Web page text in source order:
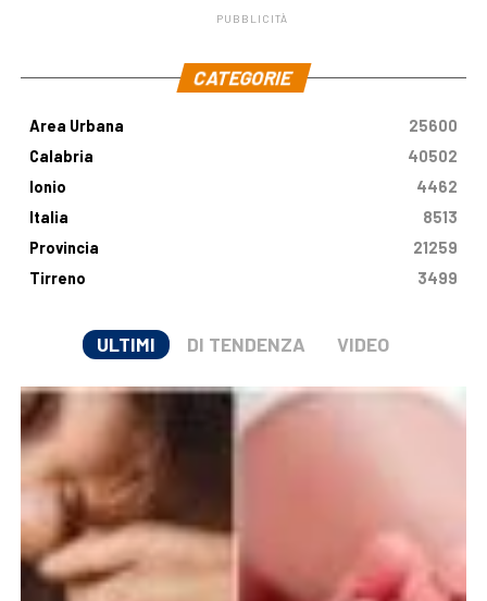
PUBBLICITÀ
CATEGORIE
Area Urbana
25600
Calabria
40502
Ionio
4462
Italia
8513
Provincia
21259
Tirreno
3499
ULTIMI DI TENDENZA VIDEO